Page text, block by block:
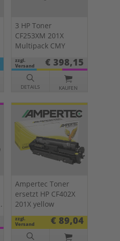
3 HP Toner
CF253XM 201X
Multipack CMY
zzgl.
Versand
€ 398,15
DETAILS KAUFEN
Ampertec Toner
ersetzt HP CF402X
201X yellow
zzgl.
Versand
€ 89,04